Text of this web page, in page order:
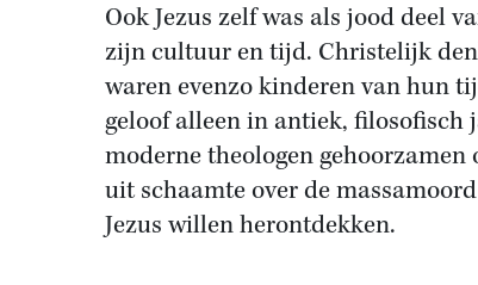
Ook Jezus zelf was als jood deel
zijn cultuur en tijd. Christelijk
waren evenzo kinderen van hun
geloof alleen in antiek, filosofisch
moderne theologen
uit schaamte over de
Jezus willen herontdekken.